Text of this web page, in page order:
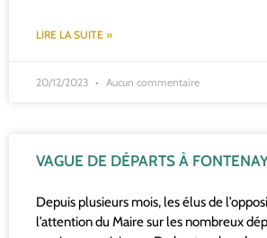
LIRE LA SUITE »
20/12/2023 Aucun commentaire
VAGUE DE DÉPARTS À
Depuis plusieurs mois, les élus de
l’attention du Maire sur les nombreux